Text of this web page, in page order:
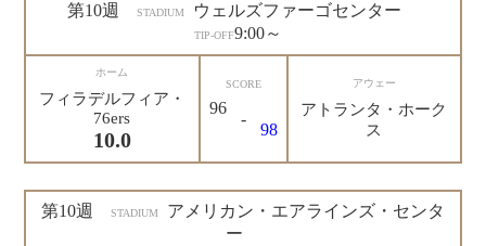
第10週 STADIUM ウェルズファーゴセンター
TIP-OFF9:00～
ホーム
フィラデルフィア・
76ers
10.0
SCORE
96
-
98
アウェー
アトランタ・ホーク
ス
第10週 STADIUM
アメリカン・エアラインズ・センタ
ー